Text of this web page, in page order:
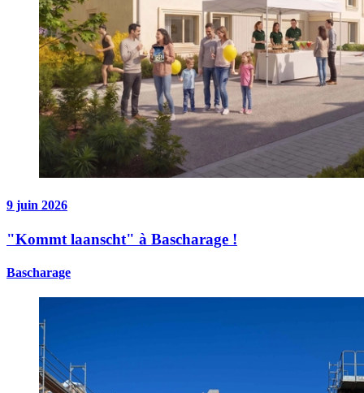
9 juin 2026
"Kommt laanscht" à Bascharage !
Bascharage